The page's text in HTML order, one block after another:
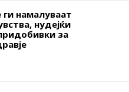
намалуваат
нудејќи
за